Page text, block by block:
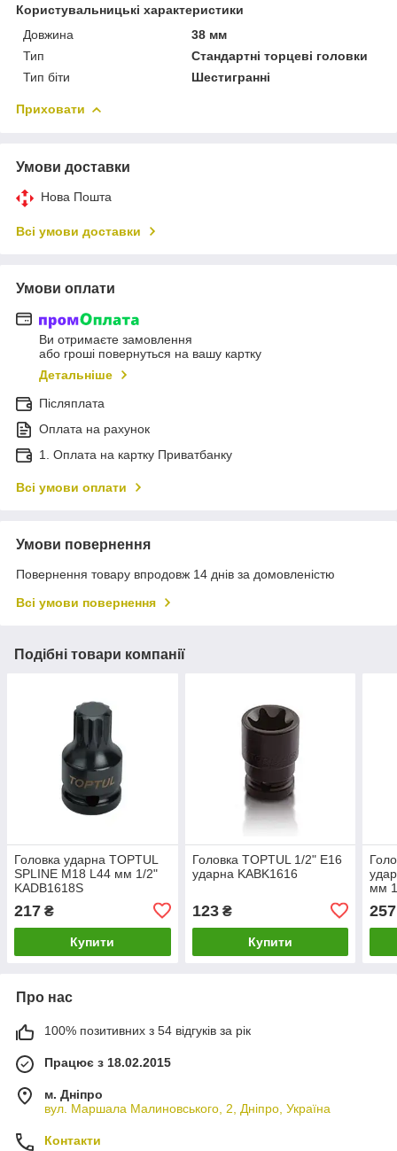
Користувальницькі характеристики
Довжина
38 мм
Тип
Стандартні торцеві головки
Тип біти
Шестигранні
Приховати
Умови доставки
Нова Пошта
Всі умови доставки
Умови оплати
Ви отримаєте замовлення
або гроші повернуться на вашу картку
Детальніше
Післяплата
Оплата на рахунок
1. Оплата на картку Приватбанку
Всі умови оплати
Умови повернення
Повернення товару впродовж 14 днів за домовленістю
Всі умови повернення
Подібні товари компанії
Головка ударна TOPTUL
SPLINE М18 L44 мм 1/2"
KADB1618S
217 ₴
Купити
Головка TOPTUL 1/2" E16
ударна KABK1616
123₴
Купити
мм
257
Про нас
100% позитивних з 54 відгуків за рік
Працює з 18.02.2015
м. Дніпро
вул. Маршала Малиновського, 2, Дніпро, Україна
Контакти